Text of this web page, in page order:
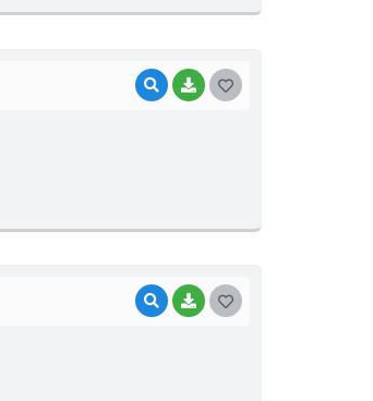
VISUALIZAR
BAIXAR
VISUALIZAR
BAIXAR